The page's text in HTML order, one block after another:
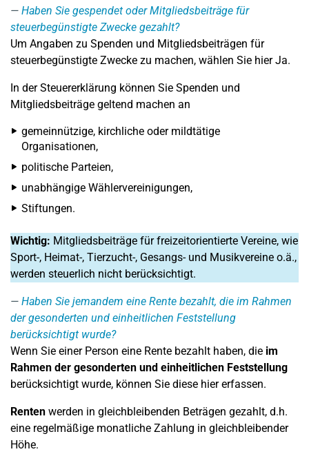
Haben Sie gespendet oder Mitgliedsbeiträge für
steuerbegünstigte Zwecke gezahlt?
Um Angaben zu Spenden und Mitgliedsbeiträgen für
steuerbegünstigte Zwecke zu machen, wählen Sie hier Ja.
In der Steuererklärung können Sie Spenden und
Mitgliedsbeiträge geltend machen an
gemeinnützige, kirchliche oder mildtätige
Organisationen,
politische Parteien,
unabhängige Wählervereinigungen,
Stiftungen.
Wichtig: Mitgliedsbeiträge für freizeitorientierte Vereine, wie
Sport-, Heimat-, Tierzucht-, Gesangs- und Musikvereine o.ä.,
werden steuerlich nicht berücksichtigt.
Haben Sie jemandem eine Rente bezahlt, die im Rahmen
der gesonderten und einheitlichen Feststellung
berücksichtigt wurde?
Wenn Sie einer Person eine Rente bezahlt haben, die im
Rahmen der gesonderten und einheitlichen Feststellung
berücksichtigt wurde, können Sie diese hier erfassen.
Renten werden in gleichbleibenden Beträgen gezahlt, d.h.
eine regelmäßige monatliche Zahlung in gleichbleibender
Höhe.